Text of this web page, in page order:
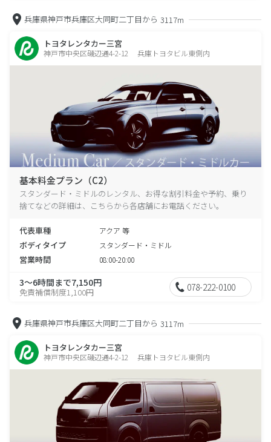
兵庫県神戸市兵庫区大同町二丁目から 3117m
トヨタレンタカー三宮
神戸市中央区磯辺通4-2-12 兵庫トヨタビル東側内
基本料金プラン（C2）
スタンダード・ミドルのレンタル、お得な割引料金や予約、乗り
捨てなどの詳細は、こちらから各店舗にお電話ください。
代表車種 アクア 等
ボディタイプ スタンダード・ミドル
営業時間 08:00-20:00
3～6時間まで7,150円
免責補償制度1,100円 078-222-0100
兵庫県神戸市兵庫区大同町二丁目から 3117m
トヨタレンタカー三宮
神戸市中央区磯辺通4-2-12 兵庫トヨタビル東側内